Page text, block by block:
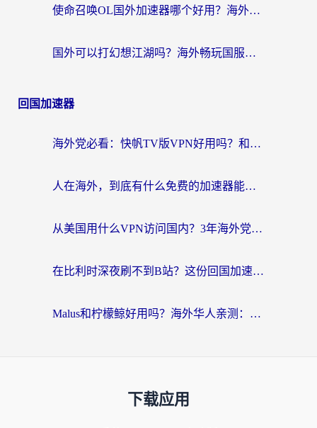
使命召唤OL国外加速器哪个好用？海外玩家亲测的国服游戏加速终极指南
国外可以打幻想江湖吗？海外畅玩国服游戏的终极指南
回国加速器
海外党必看：快帆TV版VPN好用吗？和Easyback VPN对比哪个回国效果更好？附2026真实测评
人在海外，到底有什么免费的加速器能让我安心追剧打游戏？
从美国用什么VPN访问国内？3年海外党亲测：选对工具才能无缝刷B站、看腾讯视频
在比利时深夜刷不到B站？这份回国加速器避坑指南请收好
Malus和柠檬鲸好用吗？海外华人亲测：回国加速器怎么选才不踩坑？
下载应用